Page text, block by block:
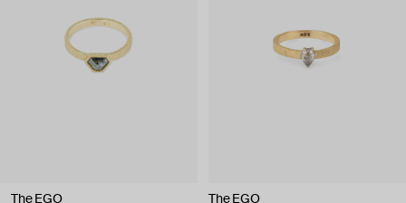
The EGO The EGO